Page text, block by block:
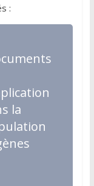
:
la